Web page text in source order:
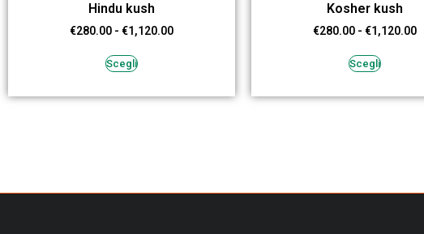
Hindu kush
€280.00 - €1,120.00
Scegli
Kosher kush
€280.00 - €1,120.00
Scegli